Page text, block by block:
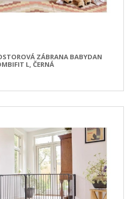
ZÁBRANA BABYDAN
L, ČERNÁ